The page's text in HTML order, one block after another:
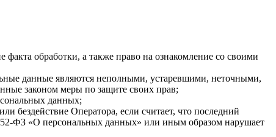
обработки, а также право на ознакомление со своими
данные являются неполными, устаревшими, неточными,
законом меры по защите своих прав;
данных;
бездействие Оператора, если считает, что последний
ФЗ «О персональных данных» или иным образом нарушает